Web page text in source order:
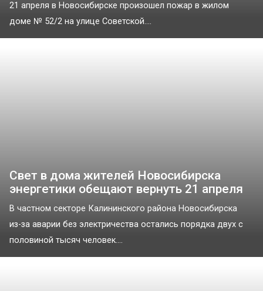
21 апреля в Новосибирске произошел пожар в жилом
доме № 52/2 на улице Советской....
Свет в дома жителей Новосибирска
энергетики обещают вернуть 21 апреля
В частном секторе Калининского района Новосибирска
из-за аварии без электричества остались порядка двух с
половиной тысяч человек....